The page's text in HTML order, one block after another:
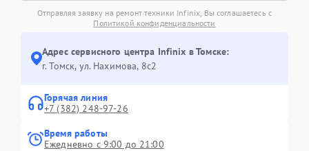
Отправляя заявку на ремонт техники Infinix, Вы соглашаетесь с
Политикой конфиденциальности
Адрес сервисного центра Infinix в Томске:
г. Томск, ул. Нахимова, 8с2
Горячая линия
+7 (382) 248-97-26
Время работы
Ежедневно с 9:00 до 21:00